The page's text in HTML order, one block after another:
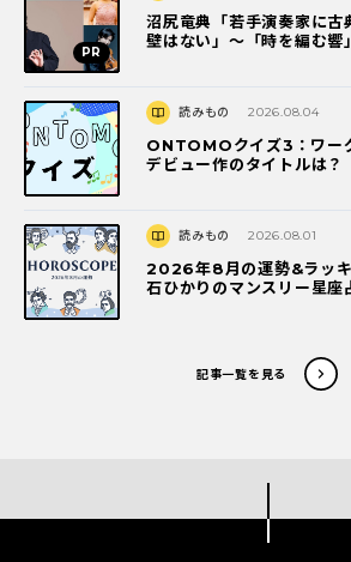
沼尻竜典「若手演奏家に古
壁はない」～「時を編む響
読みもの 2026.08.04
ONTOMOクイズ3：ワー
デビュー作のタイトルは？
読みもの 2026.08.01
2026年8月の運勢&ラッ
石ひかりのマンスリー星座
記事一覧を見る